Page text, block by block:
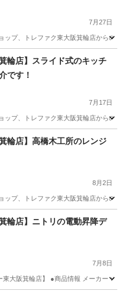
7月27日
ップ、トレファク東大阪箕輪店から
家電 箕輪
輪店】スライド式のキッチ
です！
7月17日
ップ、トレファク東大阪箕輪店から
箕輪
輪店】高橋木工所のレンジ
8月2日
ップ、トレファク東大阪箕輪店から
箕輪
輪店】ニトリの電動昇降デ
7月8日
東大阪箕輪店】 ●商品情報 メーカ